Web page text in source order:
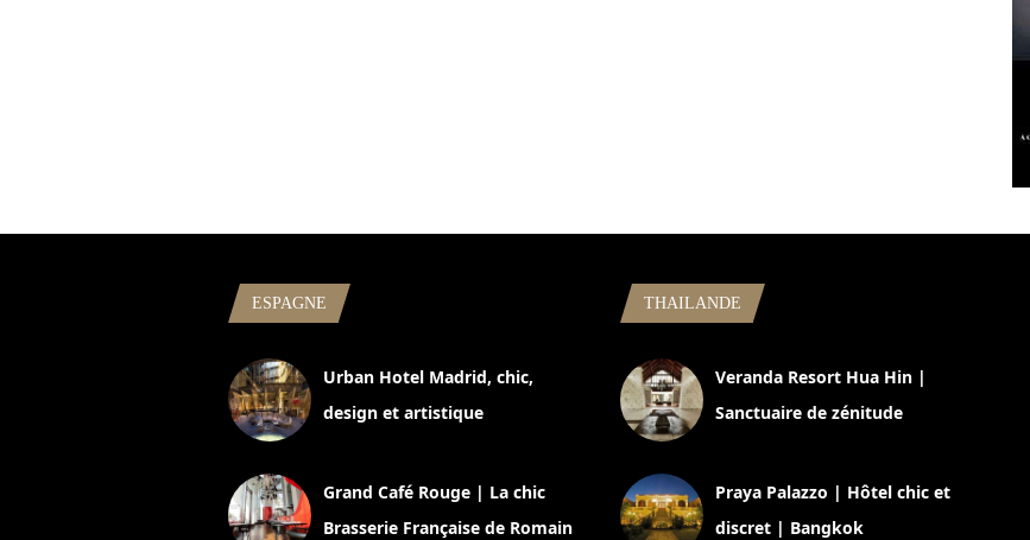
ESPAGNE
Urban Hotel Madrid, chic,
design et artistique
Grand Café Rouge | La chic
Brasserie Française de Romain
THAILANDE
Veranda Resort Hua Hin |
Sanctuaire de zénitude
Praya Palazzo | Hôtel chic et
discret | Bangkok